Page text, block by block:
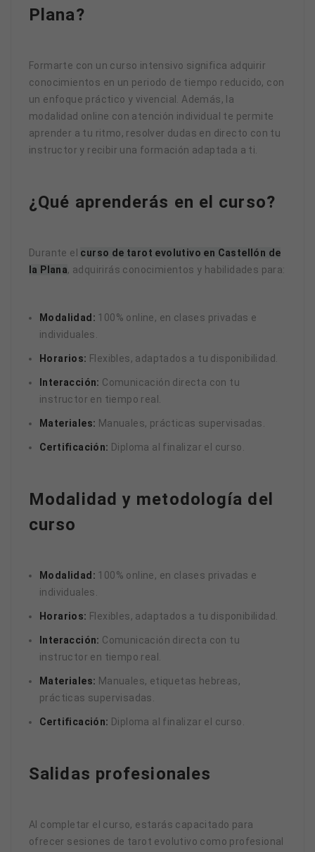
Plana?
Formarte con un curso intensivo significa adquirir
conocimientos en un periodo de tiempo reducido, con
un enfoque práctico y vivencial. Además, la
modalidad online con atención individual te permite
aprender a tu ritmo, resolver dudas en directo con tu
instructor y recibir una formación adaptada a ti.
¿Qué aprenderás en el curso?
Durante el curso de tarot evolutivo en Castellón de
la Plana, adquirirás conocimientos y habilidades para:
Modalidad: 100% online, en clases privadas e
individuales.
Horarios: Flexibles, adaptados a tu disponibilidad.
Interacción: Comunicación directa con tu
instructor en tiempo real.
Materiales: Manuales, prácticas supervisadas.
Certificación: Diploma al finalizar el curso.
Modalidad y metodología del
curso
Modalidad: 100% online, en clases privadas e
individuales.
Horarios: Flexibles, adaptados a tu disponibilidad.
Interacción: Comunicación directa con tu
instructor en tiempo real.
Materiales: Manuales, etiquetas hebreas,
prácticas supervisadas.
Certificación: Diploma al finalizar el curso.
Salidas profesionales
Al completar el curso, estarás capacitado para
ofrecer sesiones de tarot evolutivo como profesional